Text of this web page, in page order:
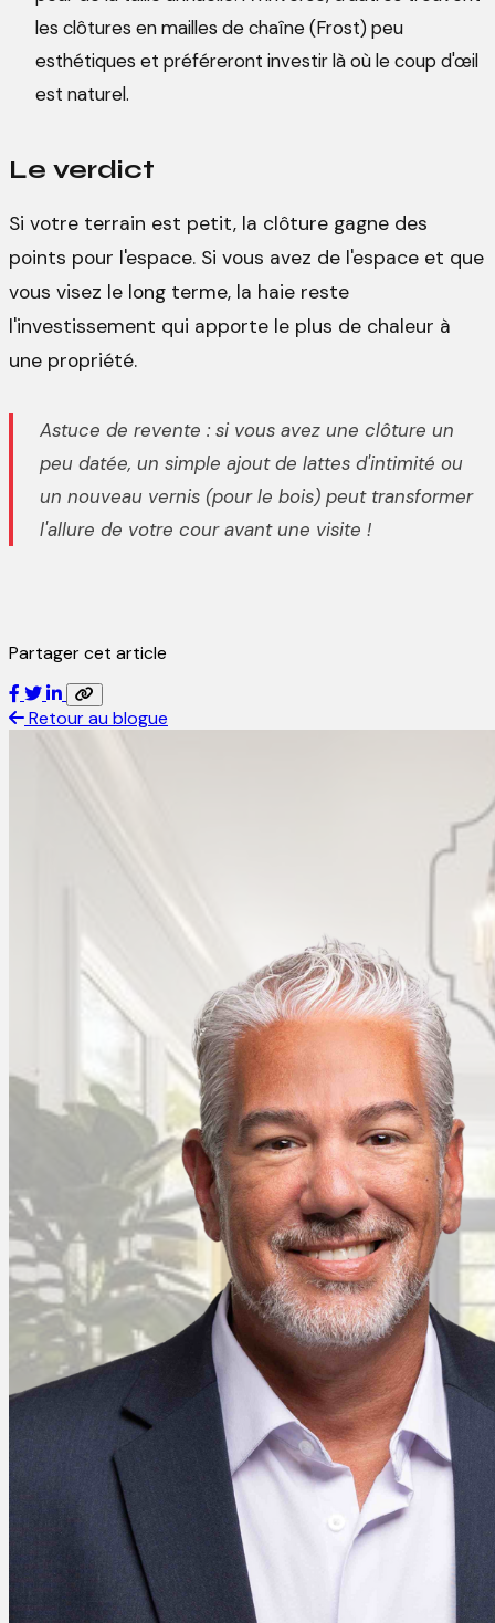
les clôtures en mailles de chaîne (Frost) peu
esthétiques et préféreront investir là où le coup d'œil
est naturel.
Le verdict
Si votre terrain est petit, la clôture gagne des
points pour l'espace. Si vous avez de l'espace et que
vous visez le long terme, la haie reste
l'investissement qui apporte le plus de chaleur à
une propriété.
Astuce de revente : si vous avez une clôture un
peu datée, un simple ajout de lattes d'intimité ou
un nouveau vernis (pour le bois) peut transformer
l'allure de votre cour avant une visite !
Partager cet article
Retour au blogue